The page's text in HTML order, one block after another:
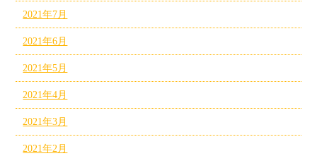
2021年7月
2021年6月
2021年5月
2021年4月
2021年3月
2021年2月